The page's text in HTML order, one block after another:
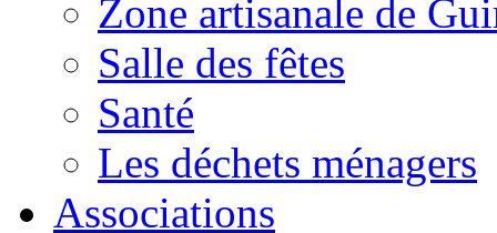
Zone artisanale de
Salle des fêtes
Santé
Les déchets ménagers
Associations